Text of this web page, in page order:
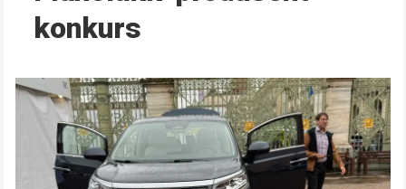
konkurs